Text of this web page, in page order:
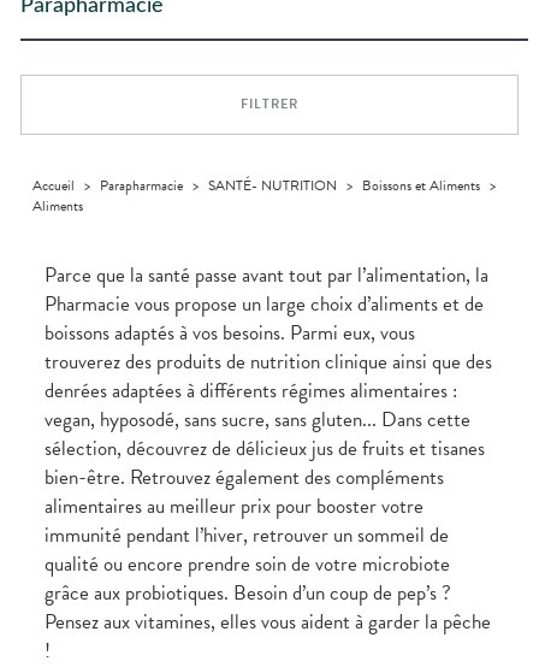
pharmacie
alimentaires
Dispositifs
CHEVEUX
Cheveux
Corps
Solaire
Troubles
urinaires
Trousse à
MINCEUR-
Etendre
Douleurs
Douleurs
musculaires
NUTRITION
Etendre
Etendre
Irritations
OREILLES
Maux
de gorge
Rhumes
- état
grippaux
Soins
des
oreilles
Toux
grasses
Toux
sèches
SANTÉ-
NUTRITION
Etendre
Boissons et
Aliments
Compléments
alimentaires
SOINS
DENTAIRES
Etendre
Soins
dentaires
Bains de
bouche
Gencives
bucco-
dentaire
TROUBLES DE
LA
CIRCULATION
Etendre
Jambes
lourdes
UTILES
PHARMACIES
DISPOSITIFS
APPLICATION
D’ORDONNANCE
Parapharmacie
FILTRER
Accueil > Parapharmacie > SANTÉ- NUTRITION > Boissons et Aliments >
Aliments
Parce que la santé passe avant tout par l’alimentation, la
Pharmacie vous propose un large choix d’aliments et de
boissons adaptés à vos besoins. Parmi eux, vous
trouverez des produits de nutrition clinique ainsi que des
denrées adaptées à différents régimes alimentaires :
vegan, hyposodé, sans sucre, sans gluten... Dans cette
sélection, découvrez de délicieux jus de fruits et tisanes
bien-être. Retrouvez également des compléments
alimentaires au meilleur prix pour booster votre
immunité pendant l’hiver, retrouver un sommeil de
qualité ou encore prendre soin de votre microbiote
grâce aux probiotiques. Besoin d’un coup de pep’s ?
Pensez aux vitamines, elles vous aident à garder la pêche
!